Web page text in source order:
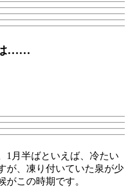
は……
1月半ばといえば、冷たい
が、凍り付いていた泉が少
がこの時期です。